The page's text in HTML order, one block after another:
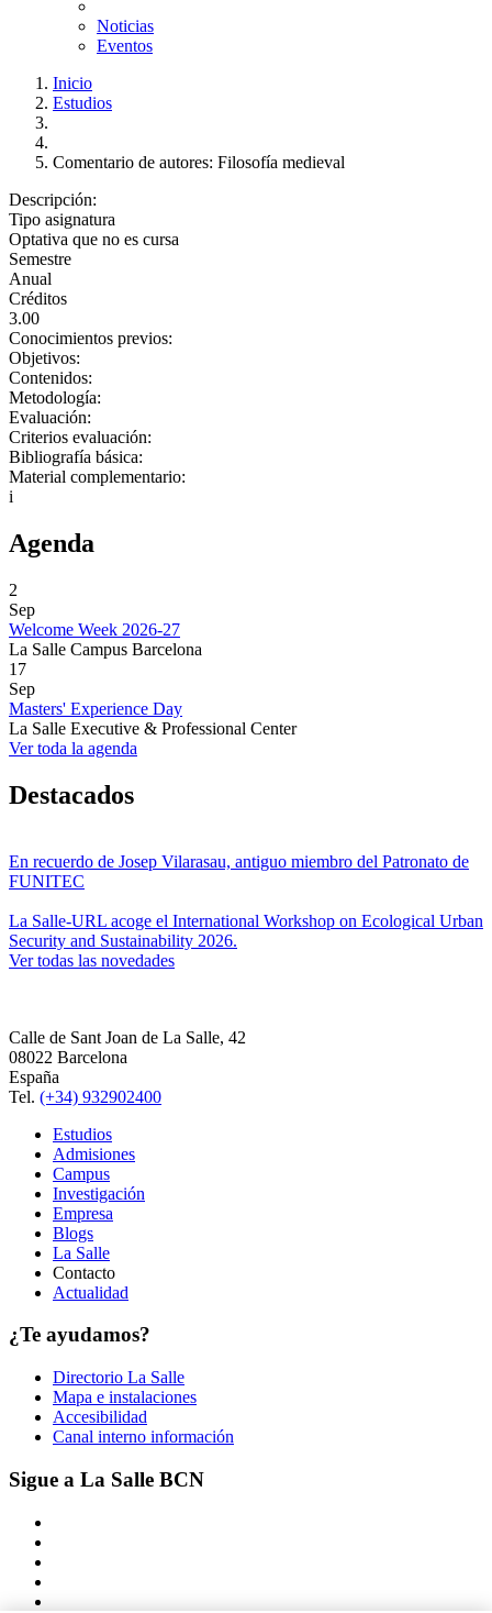
Noticias
Eventos
Inicio
Estudios
Comentario de autores: Filosofía medieval
Descripción:
Tipo asignatura
Optativa que no es cursa
Semestre
Anual
Créditos
3.00
Conocimientos previos:
Objetivos:
Contenidos:
Metodología:
Evaluación:
Criterios evaluación:
Bibliografía básica:
Material complementario:
i
Agenda
2
Sep
Welcome Week 2026-27
La Salle Campus Barcelona
17
Sep
Masters' Experience Day
La Salle Executive & Professional Center
Ver toda la agenda
Destacados
En recuerdo de Josep Vilarasau, antiguo miembro del Patronato de
FUNITEC
La Salle-URL acoge el International Workshop on Ecological Urban
Security and Sustainability 2026.
Ver todas las novedades
Calle de Sant Joan de La Salle, 42
08022 Barcelona
España
Tel. (+34) 932902400
Estudios
Admisiones
Campus
Investigación
Empresa
Blogs
La Salle
Contacto
Actualidad
¿Te ayudamos?
Directorio La Salle
Mapa e instalaciones
Accesibilidad
Canal interno información
Sigue a La Salle BCN